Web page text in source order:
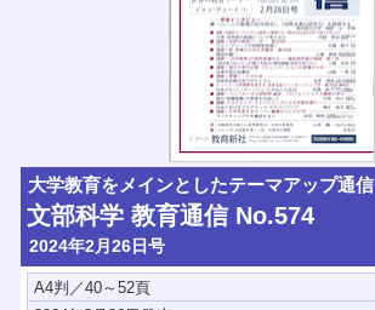
大学教育をメインとしたテーマアップ通信
文部科学 教育通信 No.574
2024年2月26日号
A4判／40～52頁